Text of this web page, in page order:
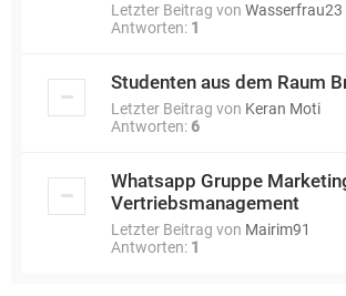
Letzter Beitrag von Wasserfrau23
Antworten: 1
Studenten aus dem Raum
Letzter Beitrag von Keran Moti
Antworten: 6
Whatsapp Gruppe
Vertriebsmanagement
Letzter Beitrag von Mairim91
Antworten: 1